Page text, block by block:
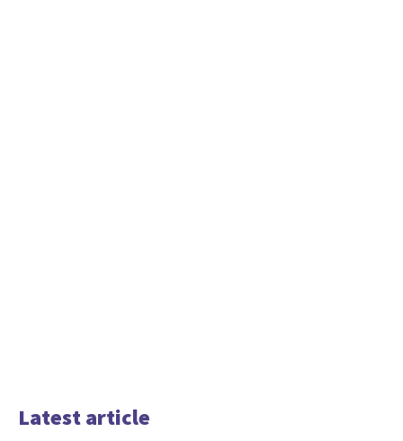
Latest article